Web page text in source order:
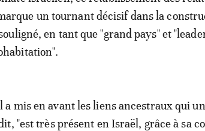
un tournant décisif dans la
en tant que "grand pays" et
a mis en avant les liens ancestraux qui
"est très présent en Israël, grâce à sa